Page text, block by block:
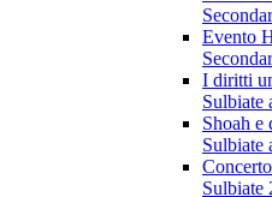
Evento
I diritti
Sulbiate
Shoah e
Sulbiate
Sulbiate